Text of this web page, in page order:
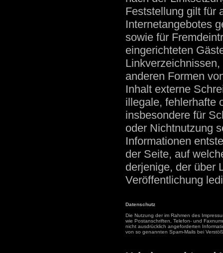
Feststellung gilt für
Internetangebotes
sowie für
eingerichteten
anderen Formen
Inhalt externe
illegale, fehlerhafte
insbesondere für
oder Nichtnutzung
Informationen
der Seite, auf
derjenige, der über
Veröffentlichung
Datenschutz
Die Nutzung der im Rahmen des
wie Postanschriften, Telefon- und
nicht ausdrücklich angeforderten
von so genannten Spam-Mails bei